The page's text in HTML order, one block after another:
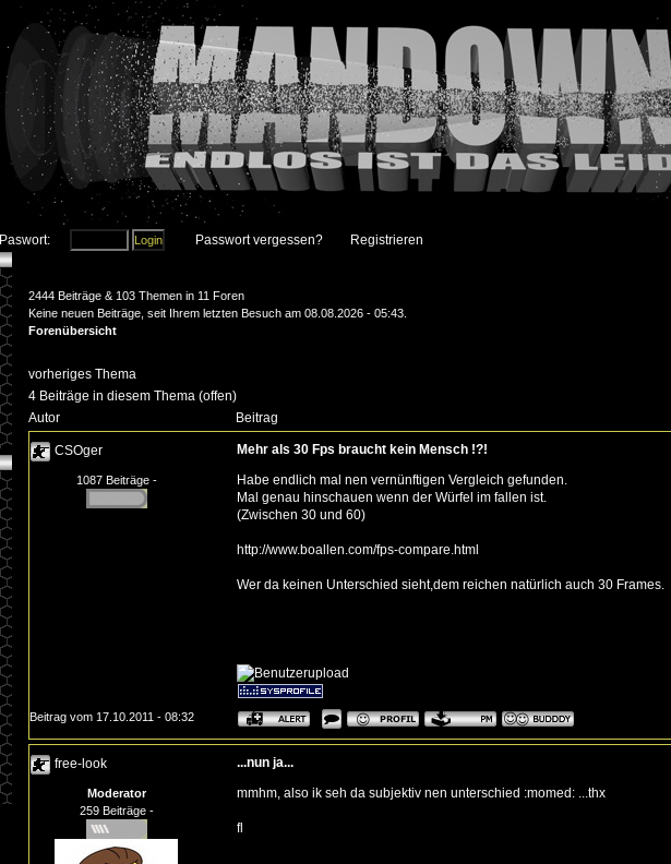
Paswort: Passwort vergessen? Registrieren
2444 Beiträge & 103 Themen in 11 Foren
Keine neuen Beiträge, seit Ihrem letzten Besuch am 08.08.2026 - 05:43.
Forenübersicht
vorheriges Thema
4 Beiträge in diesem Thema (offen)
Autor
Beitrag
CSOger Mehr als 30 Fps braucht kein Mensch !?!
1087 Beiträge -
Habe endlich mal nen vernünftigen Vergleich gefunden.
Mal genau hinschauen wenn der Würfel im fallen ist.
(Zwischen 30 und 60)
http://www.boallen.com/fps-compare.html
Wer da keinen Unterschied sieht,dem reichen natürlich auch 30 Frames.
Beitrag vom 17.10.2011 - 08:32
free-look ...nun ja...
Moderator
259 Beiträge -
mmhm, also ik seh da subjektiv nen unterschied :momed: ...thx
fl